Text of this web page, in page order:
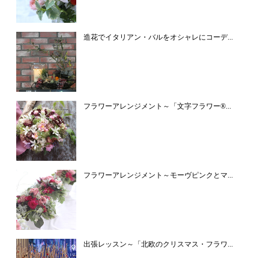
造花でイタリアン・バルをオシャレにコーデ...
フラワーアレンジメント～「文字フラワー®...
フラワーアレンジメント～モーヴピンクとマ...
出張レッスン～「北欧のクリスマス・フラワ...